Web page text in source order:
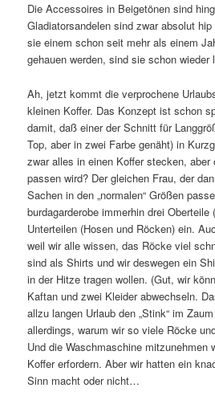
Die Accessoires in Beigetönen sind
Gladiatorsandelen sind zwar absolut
sie einem schon seit mehr als einem
gehauen werden, sind sie schon wieder
Ah, jetzt kommt die verprochene
kleinen Koffer. Das Konzept ist schon
damit, daß einer der Schnitt für
Top, aber in zwei Farbe genäht) in
zwar alles in einen Koffer stecken, aber
passen wird? Der gleichen Frau, der
Sachen in den „normalen“ Größen
burdagarderobe immerhin drei
Unterteilen (Hosen und Röcken) ein.
weil wir alle wissen, das Röcke viel
sind als Shirts und wir deswegen ein
in der Hitze tragen wollen. (Gut, wir
Kaftan und zwei Kleider abwechseln.
allzu langen Urlaub den „Stink“ im
allerdings, warum wir so viele Röcke
Und die Waschmaschine mitzunehmen
Koffer erfordern. Aber wir hatten ein
Sinn macht oder nicht…